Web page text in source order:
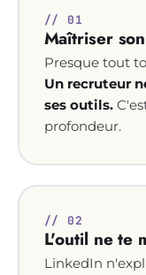
// 01
Maîtriser
Presque tout
Un recruteur
ses outils.
profondeur.
// 02
L'outil ne te
LinkedIn